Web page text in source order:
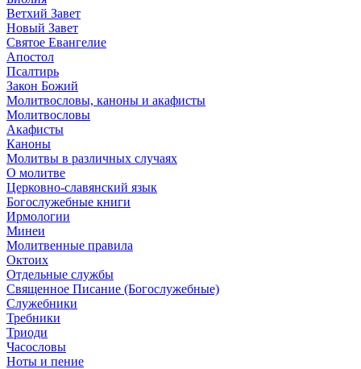
Ветхий Завет
Новый Завет
Святое Евангелие
Апостол
Псалтирь
Закон Божий
Молитвословы, каноны и акафисты
Молитвословы
Акафисты
Каноны
Молитвы в различных случаях
О молитве
Церковно-славянский язык
Богослужебные книги
Ирмологии
Минеи
Молитвенные правила
Октоих
Отдельные службы
Священное Писание (Богослужебные)
Служебники
Требники
Триоди
Часословы
Ноты и пение